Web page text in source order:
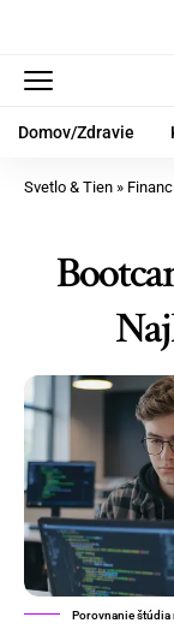
Domov/Zdravie
Svetlo & Tien »
Porovnanie štúdia